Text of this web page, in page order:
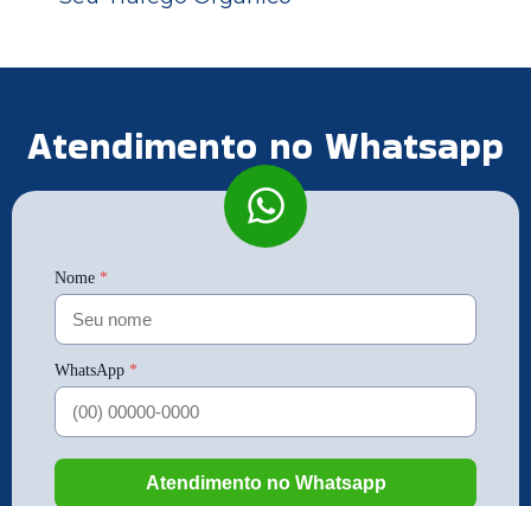
Atendimento no Whatsapp